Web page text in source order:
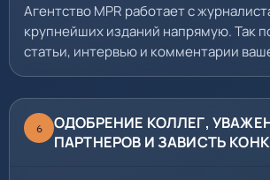
Агентство MPR работает с
крупнейших изданий напрямую. Так
статьи, интервью и комментарии
6
ОДОБРЕНИЕ КОЛЛЕГ,
ПАРТНЕРОВ И ЗАВИСТЬ